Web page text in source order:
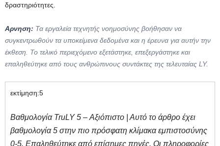
δραστηριότητες.
Αρνηση: Τα εργαλεία τεχνητής νοημοσύνης βοήθησαν να
συγκεντρωθούν τα υποκείμενα δεδομένα και η έρευνα για αυτήν την
έκθεση. Το τελικό περιεχόμενο εξετάστηκε, επεξεργάστηκε και
επαληθεύτηκε από τους ανθρώπινους συντάκτες της τελευταίας LY.
εκτίμηση:5
Βαθμολογία TruLY 5 – Αξιόπιστο | Αυτό το άρθρο έχει
βαθμολογία 5 στην πιο πρόσφατη κλίμακα εμπιστοσύνης
0-5. Επαληθεύτηκε από επίσημες πηγές. Οι πληροφορίες